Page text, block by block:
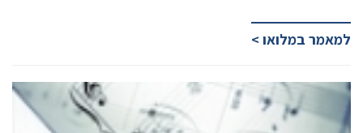
למאמר במלואו >